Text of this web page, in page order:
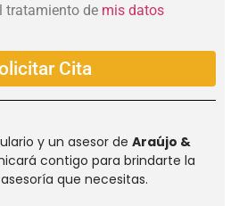
tratamiento de mis datos
Cita
y un asesor de Araújo &
contigo para brindarte la
que necesitas.